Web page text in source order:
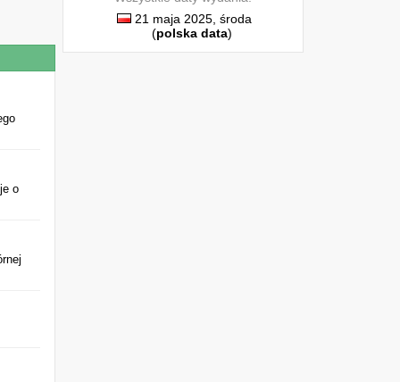
o
21 maja 2025, środa
(polska data)